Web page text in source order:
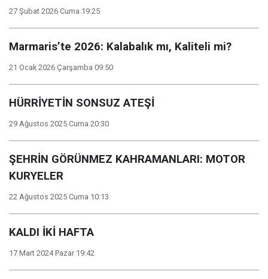
27 Şubat 2026 Cuma 19:25
Marmaris’te 2026: Kalabalık mı, Kaliteli mi?
21 Ocak 2026 Çarşamba 09:50
HÜRRİYETİN SONSUZ ATEŞİ
29 Ağustos 2025 Cuma 20:30
ŞEHRİN GÖRÜNMEZ KAHRAMANLARI: MOTOR
KURYELER
22 Ağustos 2025 Cuma 10:13
KALDI İKİ HAFTA
17 Mart 2024 Pazar 19:42